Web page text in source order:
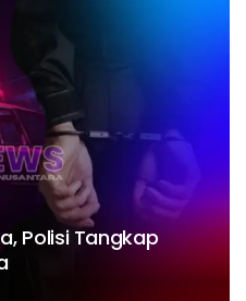
Polisi Tangkap